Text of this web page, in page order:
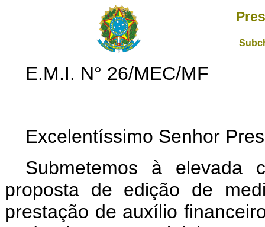
E.M.I. N° 26/MEC/MF
Excelentíssimo Senhor
Submetemos à elevada
proposta de edição de
prestação de auxílio